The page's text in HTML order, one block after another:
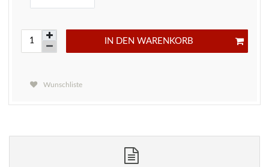
IN DEN WARENKORB
Wunschliste